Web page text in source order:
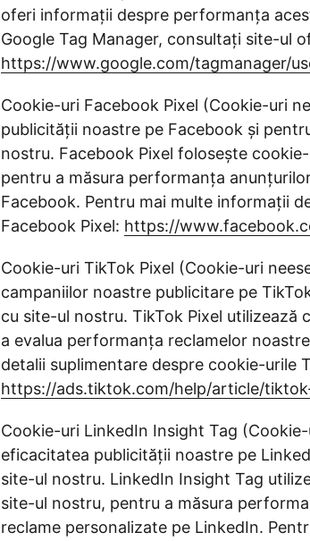
oferi informații despre performanța
Google Tag Manager, consultați site-ul
https://www.google.com/tagmanager/
Cookie-uri Facebook Pixel (Cookie-uri
publicității noastre pe Facebook și
nostru. Facebook Pixel folosește
pentru a măsura performanța
Facebook. Pentru mai multe informații
Facebook Pixel: https://
Cookie-uri TikTok Pixel (Cookie-uri
campaniilor noastre publicitare pe
cu site-ul nostru. TikTok Pixel
a evalua performanța reclamelor
detalii suplimentare despre cookie-urile
https://ads.tiktok.com/help/article/
Cookie-uri LinkedIn Insight Tag
eficacitatea publicității noastre pe
site-ul nostru. LinkedIn Insight Tag
site-ul nostru, pentru a măsura
reclame personalizate pe LinkedIn.